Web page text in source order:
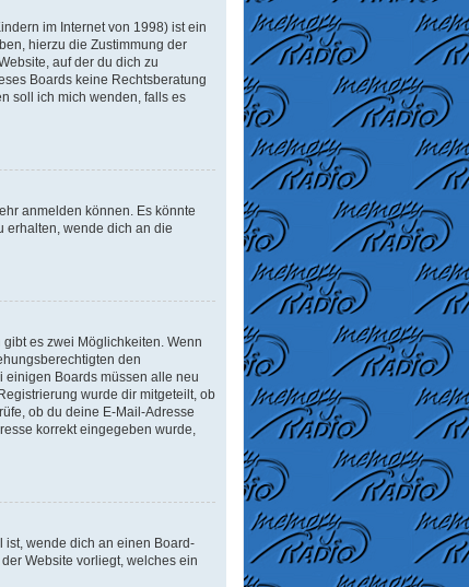
im Internet von 1998) ist ein
hierzu die Zustimmung der
auf der du dich zu
Boards keine Rechtsberatung
soll ich mich wenden, falls es
anmelden können. Es könnte
erhalten, wende dich an die
es zwei Möglichkeiten. Wenn
den
einigen Boards müssen alle neu
wurde dir mitgeteilt, ob
ob du deine E-Mail-Adresse
korrekt eingegeben wurde,
ist, wende dich an einen Board-
Website vorliegt, welches ein